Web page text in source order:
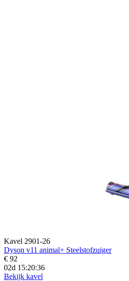
Kavel 2901-26
Dyson v11 animal+ Steelstofzuiger
€ 92
02d 15:20:34
Bekijk kavel